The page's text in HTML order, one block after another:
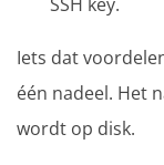
Iets dat
één nadeel. Het
wordt op disk.